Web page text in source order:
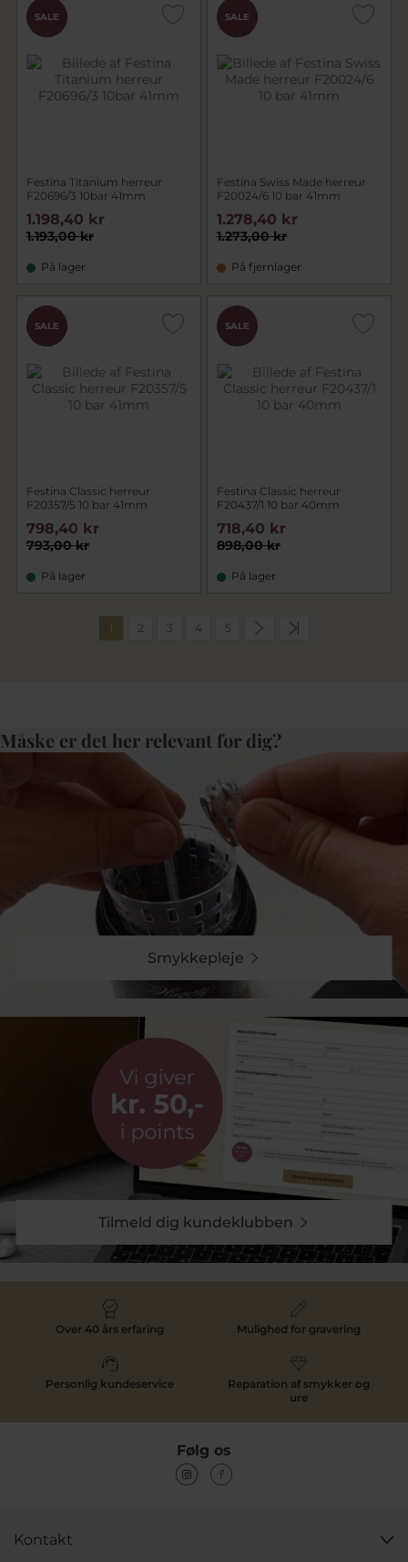
PRIS
SALE
Festina Titanium herreur
F20696/3 10bar 41mm
1.193,00 kr
1.198,40 kr
På lager
PRIS
SALE
Festina Swiss Made herreur
F20024/6 10 bar 41mm
1.273,00 kr
1.278,40 kr
På fjernlager
PRIS
SALE
Festina Classic herreur
F20357/5 10 bar 41mm
793,00 kr
798,40 kr
På lager
SALE
Festina Classic herreur
F20437/1 10 bar 40mm
898,00 kr
718,40 kr
På lager
1 2 3 4 5
Måske er det her relevant for dig?
Smykkepleje
Tilmeld dig kundeklubben
Over 40 års erfaring Mulighed for gravering
Personlig kundeservice
Reparation af smykker og
ure
Følg os
Kontakt